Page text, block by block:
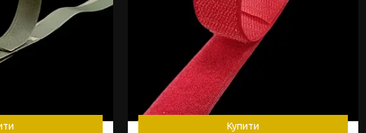
Купити